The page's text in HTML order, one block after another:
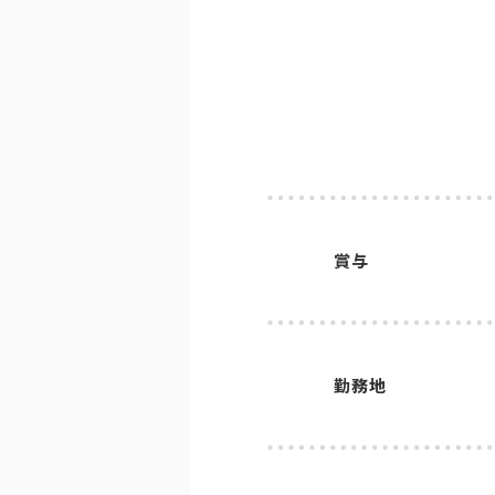
賞与
勤務地